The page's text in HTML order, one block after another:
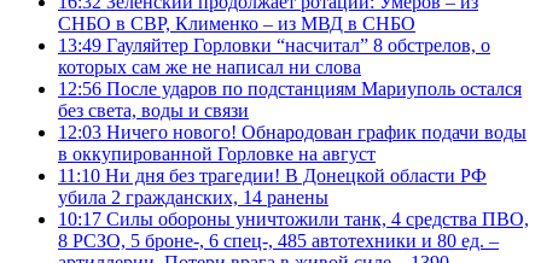
СНБО в СВР, Клименко – из МВД в СНБО
13:49 Гауляйтер Горловки “насчитал” 8 обстрелов, о
которых сам же не написал ни слова
12:56 После ударов по подстанциям Мариуполь остался
без света, воды и связи
12:03 Ничего нового! Обнародован график подачи воды
в оккупированной Горловке на август
11:10 Ни дня без трагедии! В Донецкой области РФ
убила 2 гражданских, 14 ранены
10:17 Силы обороны уничтожили танк, 4 средства ПВО,
8 РСЗО, 5 броне-, 6 спец-, 485 автотехники и 80 ед. –